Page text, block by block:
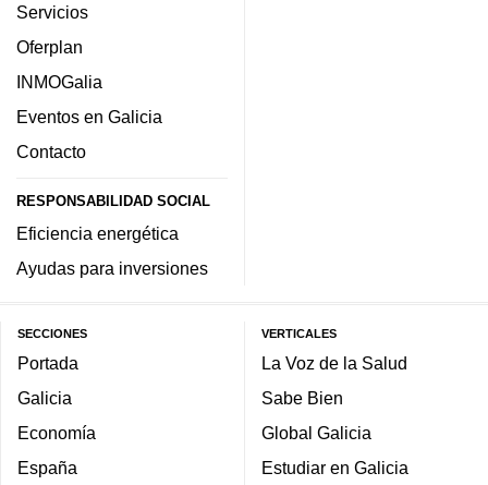
Servicios
Oferplan
INMOGalia
Eventos en Galicia
Contacto
RESPONSABILIDAD SOCIAL
Eficiencia energética
Ayudas para inversiones
SECCIONES
Portada
Galicia
Economía
España
VERTICALES
La Voz de la Salud
Sabe Bien
Global Galicia
Estudiar en Galicia